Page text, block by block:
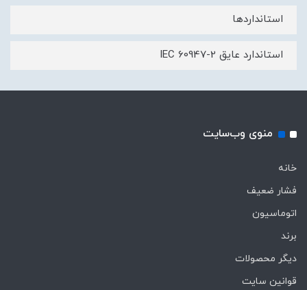
استانداردها
استاندارد عایق IEC 60947-2
منوی وب‌سایت
خانه
فشار ضعیف
اتوماسیون
برند
دیگر محصولات
قوانین سایت